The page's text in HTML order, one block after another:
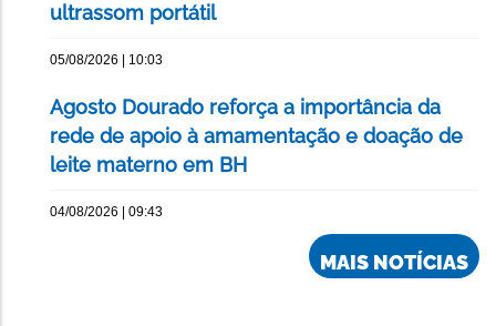
ultrassom portátil
05/08/2026 | 10:03
Agosto Dourado reforça a importância da
rede de apoio à amamentação e doação de
leite materno em BH
04/08/2026 | 09:43
MAIS NOTÍCIAS